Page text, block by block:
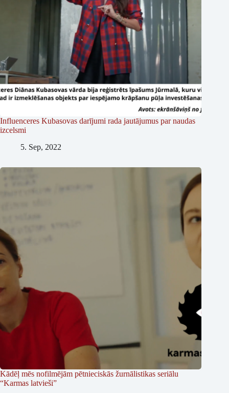
Influenceres Kubasovas darījumi rada jautājumus par naudas
izcelsmi
5. Sep, 2022
Kādēļ mēs nofilmējām pētnieciskās žurnālistikas seriālu
“Karmas latvieši”